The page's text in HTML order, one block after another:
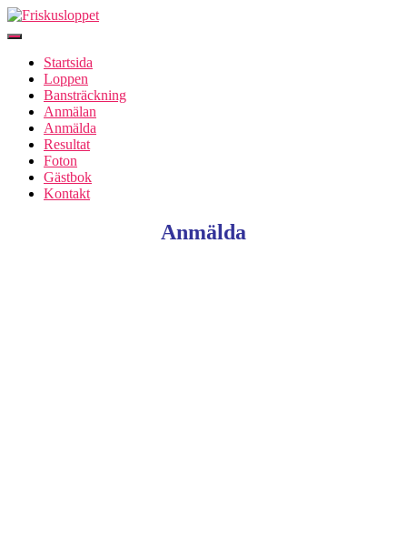
Slå
navigeringStartsida
Loppen
Bansträckning
Anmälan
Anmälda
Resultat
Foton
Gästbok
Kontakt
Anmälda